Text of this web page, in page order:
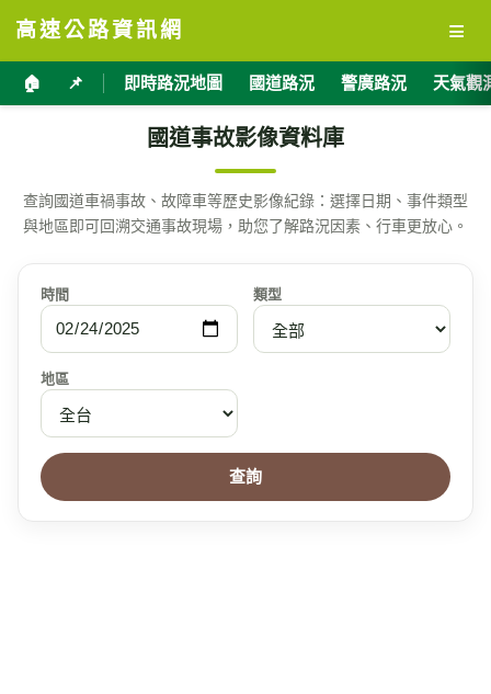
高速公路資訊網 ≡
🏠 📌 即時路況地圖 國道路況 警廣路況 天氣觀
國道事故影像資料庫
查詢國道車禍事故、故障車等歷史影像紀錄：選擇日期、事件類型
與地區即可回溯交通事故現場，助您了解路況因素、行車更放心。
時間 類型
地區
查詢